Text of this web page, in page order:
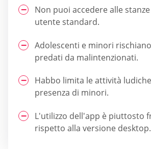
Non puoi accedere alle
utente standard.
Adolescenti e minori
predati da malintenzionati.
Habbo limita le attività
presenza di minori.
L'utilizzo dell'app è piuttosto
rispetto alla versione desktop.